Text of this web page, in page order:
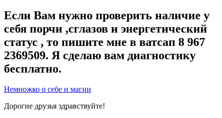
Если Вам нужно проверить наличие у
себя порчи ,сглазов и энергетический
статус , то пишите мне в ватсап 8 967
2369509. Я сделаю вам диагностику
бесплатно.
Немножко о себе и магии
Дорогие друзья здравствуйте!